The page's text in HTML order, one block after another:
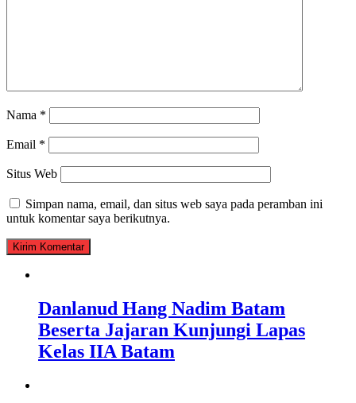
Nama *
Email *
Situs Web
Simpan nama, email, dan situs web saya pada peramban ini
untuk komentar saya berikutnya.
Danlanud Hang Nadim Batam
Beserta Jajaran Kunjungi Lapas
Kelas IIA Batam